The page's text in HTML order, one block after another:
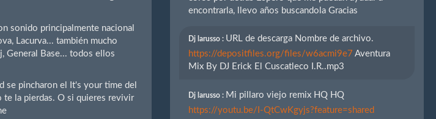
sonido principalmente nacional
Lacurva... también mucho
General Base... todos ellos
se pincharon el It's your time del
te la pierdas. O si quieres revivir
encontrarla, llevo años buscandola Gracias
Dj larusso : URL de descarga Nombre de archivo.
https://depositfiles.org/files/w6acmi9e7 Aventura
Mix By DJ Erick El Cuscatleco I.R..mp3
Dj larusso : Mi pillaro viejo remix HQ HQ
https://youtu.be/I-QtCwKgyjs?feature=shared